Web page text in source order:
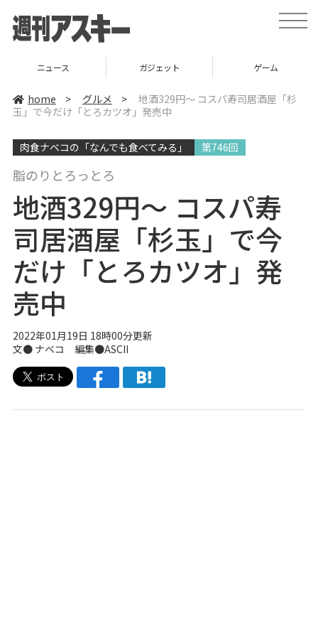
t
o
a
v
ガジェット ゲーム グルメ
home > グルメ >
地酒329円～ コスパ寿司居酒屋「杉
玉」で今だけ「とろカツオ」発売中
肉食ナベコの「なんでも食べてみる」 第746回
脂のりとろっとろ
地酒329円～ コスパ寿
司居酒屋「杉玉」で今
だけ「とろカツオ」発
売中
2022年01月19日 18時00分更新
文● ナベコ 編集●ASCII